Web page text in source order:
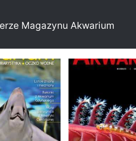
Magazynu Akwarium